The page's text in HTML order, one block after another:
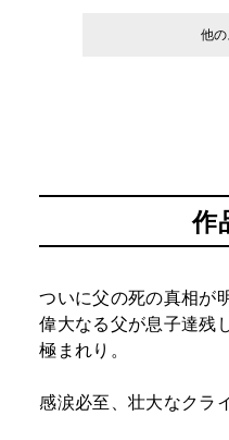
他の
作
ついに父の死の真相が
偉大なる父が息子達残
極まれり。
感涙必至、壮大なクラ